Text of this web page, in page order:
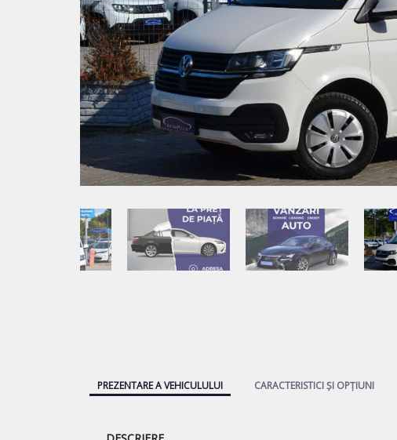
PREZENTARE A VEHICULULUI CARACTERISTICI ȘI OPȚIUNI